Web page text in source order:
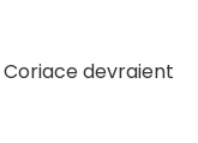
devraient